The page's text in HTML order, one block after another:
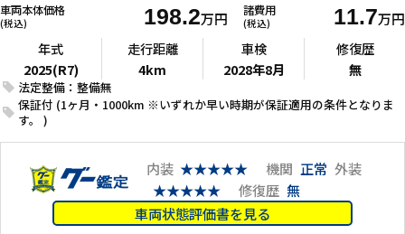
車両本体価格
(税込) 198.2万円 諸費用
(税込) 11.7万円
法定整備：整備無
保証付 (1ヶ月・1000km ※いずれか早い時期が保証適用の条件となりま
す。 )
年式
2025(R7)
走行距離
4km
車検
2028年8月
修復歴
無
内装 ★★★★★ 機関 正常 外装
★★★★★
修復歴 無
車両状態評価書を見る